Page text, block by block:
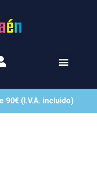
90€ (I.V.A. incluido)